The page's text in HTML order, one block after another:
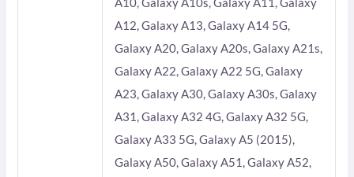
A12, Galaxy A13, Galaxy A14 5G,
Galaxy A20, Galaxy A20s, Galaxy A21s,
Galaxy A22, Galaxy A22 5G, Galaxy
A23, Galaxy A30, Galaxy A30s, Galaxy
A31, Galaxy A32 4G, Galaxy A32 5G,
Galaxy A33 5G, Galaxy A5 (2015),
Galaxy A50, Galaxy A51, Galaxy A52,